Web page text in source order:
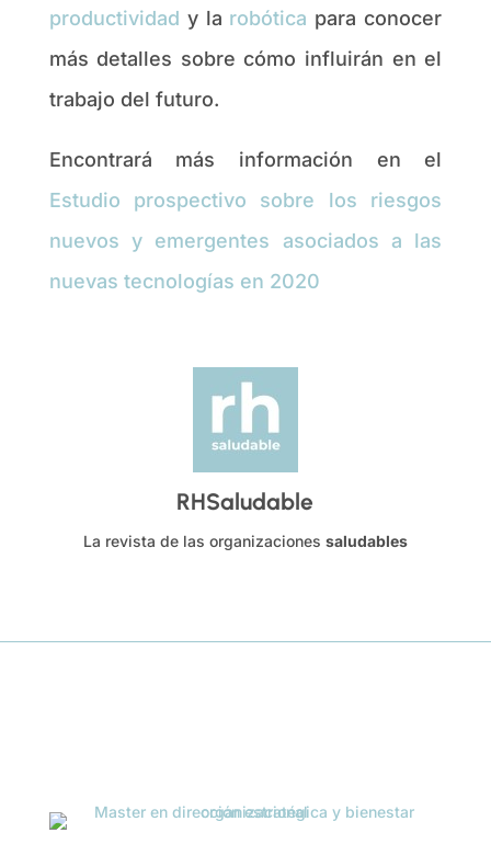
productividad y la robótica para conocer
más detalles sobre cómo influirán en el
trabajo del futuro.
Encontrará más información en el
Estudio prospectivo sobre los riesgos
nuevos y emergentes asociados a las
nuevas tecnologías en 2020
RHSaludable
La revista de las organizaciones saludables